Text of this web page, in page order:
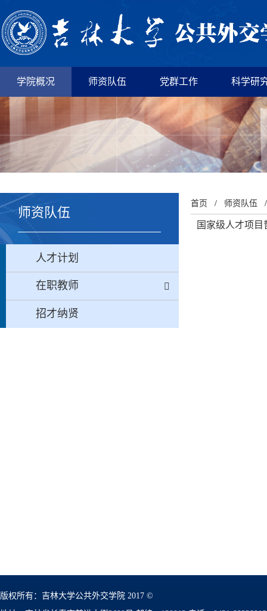
学院概况 师资队伍 党群工作 科学研
师资队伍
人才计划
在职教师
招才纳贤
首页 / 师资队伍
国家级人才项
版权所有：吉林大学公共外交学院 2017 ©